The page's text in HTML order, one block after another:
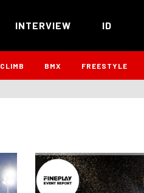
INTERVIEW ID
CLIMB BMX FREESTYLE